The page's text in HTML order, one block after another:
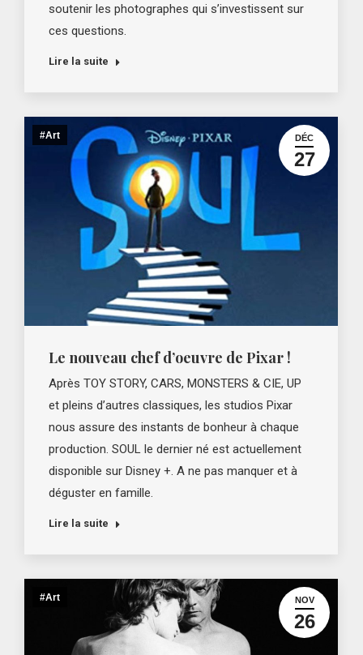
soutenir les photographes qui s’investissent sur
ces questions.
Lire la suite
DÉC
27
#Art
Le nouveau chef d’oeuvre de Pixar !
Après TOY STORY, CARS, MONSTERS & CIE, UP
et pleins d’autres classiques, les studios Pixar
nous assure des instants de bonheur à chaque
production. SOUL le dernier né est actuellement
disponible sur Disney +. A ne pas manquer et à
déguster en famille.
Lire la suite
NOV
26
#Art